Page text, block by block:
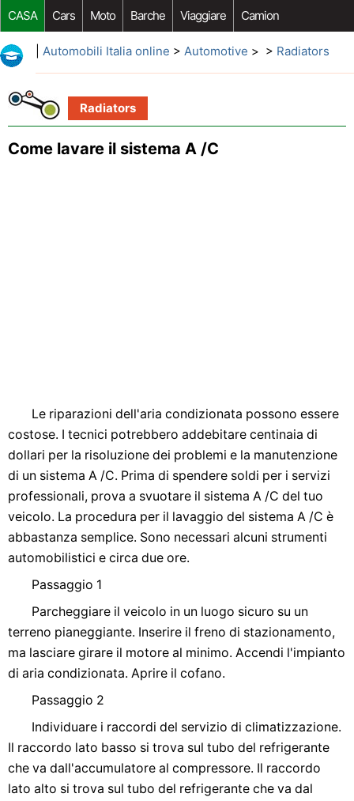
CASA Cars Moto Barche Viaggiare Camion
Riparazione Auto Acquisto Auto Car Opzioni Aftermarket
Automobili Italia online > Automotive > > Radiators
Radiators
Come lavare il sistema A /C
Le riparazioni dell'aria condizionata possono essere
costose. I tecnici potrebbero addebitare centinaia di
dollari per la risoluzione dei problemi e la manutenzione
di un sistema A /C. Prima di spendere soldi per i servizi
professionali, prova a svuotare il sistema A /C del tuo
veicolo. La procedura per il lavaggio del sistema A /C è
abbastanza semplice. Sono necessari alcuni strumenti
automobilistici e circa due ore.
Passaggio 1
Parcheggiare il veicolo in un luogo sicuro su un
terreno pianeggiante. Inserire il freno di stazionamento,
ma lasciare girare il motore al minimo. Accendi l'impianto
di aria condizionata. Aprire il cofano.
Passaggio 2
Individuare i raccordi del servizio di climatizzazione.
Il raccordo lato basso si trova sul tubo del refrigerante
che va dall'accumulatore al compressore. Il raccordo
lato alto si trova sul tubo del refrigerante che va dal